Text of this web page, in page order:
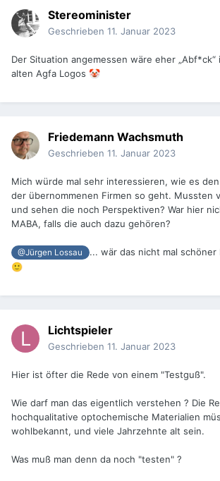
Stereominister
Geschrieben 11. Januar 2023
Der Situation angemessen wäre eher „Abf*ck“
alten Agfa Logos 🤡
Friedemann Wachsmuth
Geschrieben 11. Januar 2023
Mich würde mal sehr interessieren, wie es
der übernommenen Firmen so geht. Mussten
und sehen die noch Perspektiven? War hier
MABA, falls die auch dazu gehören?
@Jürgen Lossau ... wär das nicht mal schöner
🙂
Lichtspieler
Geschrieben 11. Januar 2023
Hier ist öfter die Rede von einem "Testguß".
Wie darf man das eigentlich verstehen ? Die
hochqualitative optochemische Materialien
wohlbekannt, und viele Jahrzehnte alt sein.
Was muß man denn da noch "testen" ?